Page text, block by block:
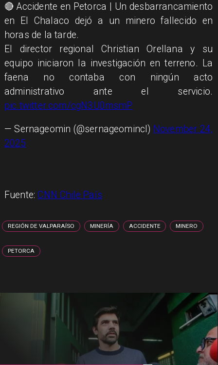
🔴 Accidente en Petorca | Un desbarrancamiento
en El Chalaco dejó a un minero fallecido en
horas de la tarde.
El director regional Christian Orellana y su
equipo iniciaron la investigación en terreno. La
faena no contaba con ningún acto
administrativo ante el servicio.
pic.twitter.com/cgN3U0msmP
— Sernageomin (@sernageomincl) November 24,
2025
Fuente:CNN Chile País
REGIÓN DE VALPARAÍSO MINERÍA ACCIDENTE MINERO
PETORCA